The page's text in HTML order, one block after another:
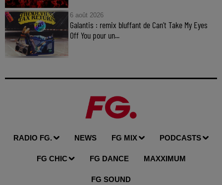
6 août 2026
Galantis : remix bluffant de Can’t Take My Eyes
Off You pour un...
RADIO FG. NEWS FG MIX PODCASTS
FG CHIC FG DANCE MAXXIMUM
FG SOUND